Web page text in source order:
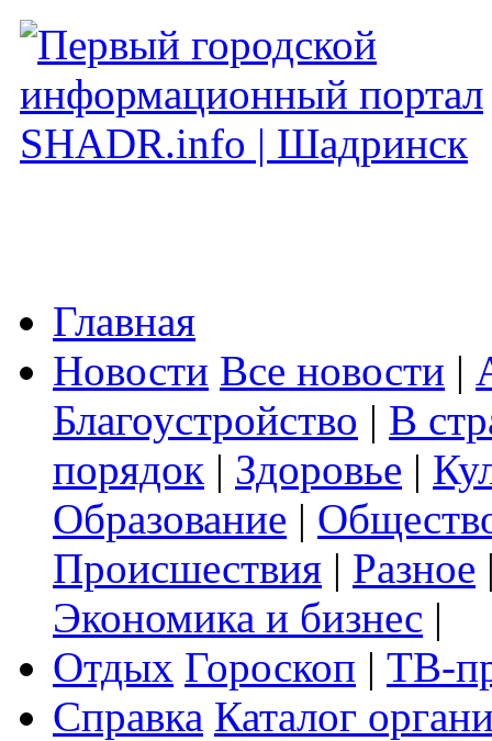
Главная
Новости Все новости |
Благоустройство | В
порядок | Здоровье |
Образование |
Происшествия | Разное
Экономика и бизнес |
Отдых Гороскоп | ТВ-
Справка Каталог